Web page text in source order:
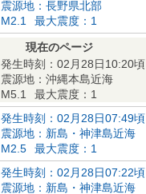
震源地：長野県北部
M2.1
最大震度：1
現在のページ
発生時刻：02月28日10:20頃
震源地：沖縄本島近海
M5.1
最大震度：1
発生時刻：02月28日07:49頃
震源地：新島・神津島近海
M2.5
最大震度：1
発生時刻：02月28日07:22頃
震源地：新島・神津島近海